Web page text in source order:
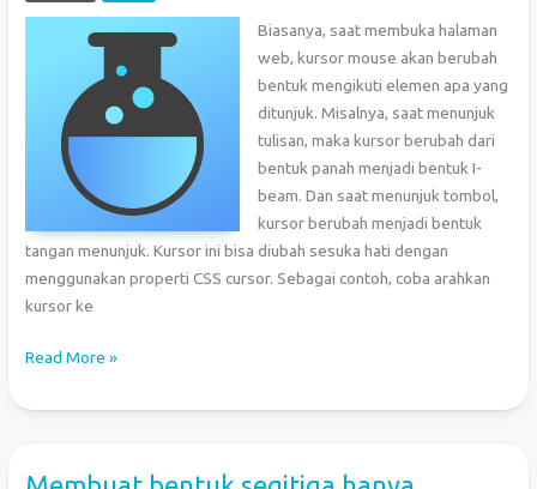
Biasanya, saat membuka halaman
web, kursor mouse akan berubah
bentuk mengikuti elemen apa yang
ditunjuk. Misalnya, saat menunjuk
tulisan, maka kursor berubah dari
bentuk panah menjadi bentuk I-
beam. Dan saat menunjuk tombol,
kursor berubah menjadi bentuk
tangan menunjuk. Kursor ini bisa diubah sesuka hati dengan
menggunakan properti CSS cursor. Sebagai contoh, coba arahkan
kursor ke
CSS:
Kursor
Read More »